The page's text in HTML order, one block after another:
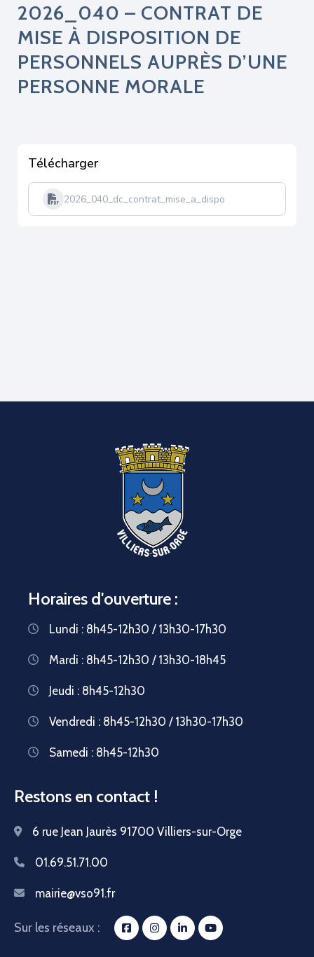
2026_040 – CONTRAT DE
MISE À DISPOSITION DE
PERSONNELS AUPRÈS D’UNE
PERSONNE MORALE
Télécharger
2026_040_dc_contrat_mise_a_dispo
Horaires d'ouverture :
Lundi : 8h45-12h30 / 13h30-17h30
Mardi : 8h45-12h30 / 13h30-18h45
Jeudi : 8h45-12h30
Vendredi : 8h45-12h30 / 13h30-17h30
Samedi : 8h45-12h30
Restons en contact !
6 rue Jean Jaurès 91700 Villiers-sur-Orge
01.69.51.71.00
mairie@vso91.fr
Sur les réseaux :